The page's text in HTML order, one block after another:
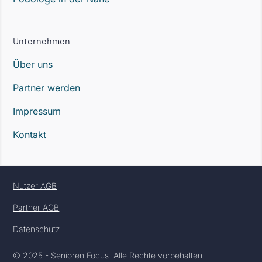
Unternehmen
Über uns
Partner werden
Impressum
Kontakt
© 2025 - Senioren Focus. Alle Rechte vorbehalten.
Nutzer AGB
Partner AGB
Datenschutz